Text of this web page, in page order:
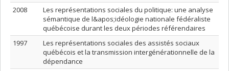
2008
Les représentations sociales du politique: une analyse
sémantique de l&apos;idéologie nationale fédéraliste
québécoise durant les deux périodes référendaires
1997
Les représentations sociales des assistés sociaux
québécois et la transmission intergénérationnelle de la
dépendance